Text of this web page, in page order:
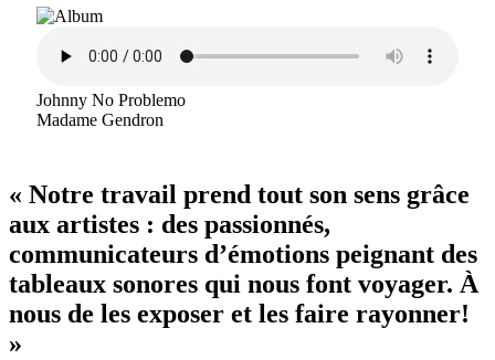
Johnny No Problemo
Madame Gendron
« Notre travail prend tout son sens grâce
aux artistes : des passionnés,
communicateurs d’émotions peignant des
tableaux sonores qui nous font voyager. À
nous de les exposer et les faire rayonner!
»